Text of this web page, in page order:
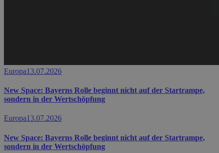
Europa13.07.2026
New Space: Bayerns Rolle beginnt nicht auf der Startrampe,
sondern in der Wertschöpfung
Europa13.07.2026
New Space: Bayerns Rolle beginnt nicht auf der Startrampe,
sondern in der Wertschöpfung